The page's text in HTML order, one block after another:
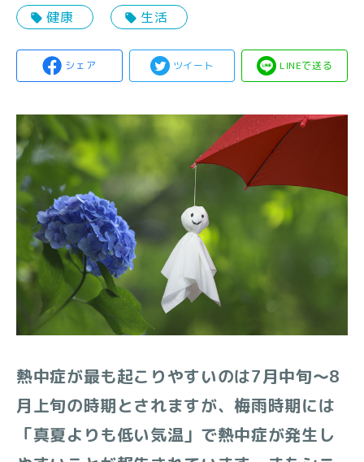
健康 生活
シェア ツイート LINEで送る
熱中症が最も起こりやすいのは7月中旬～8
月上旬の時期とされますが、梅雨時期には
「真夏よりも低い気温」で熱中症が発生し